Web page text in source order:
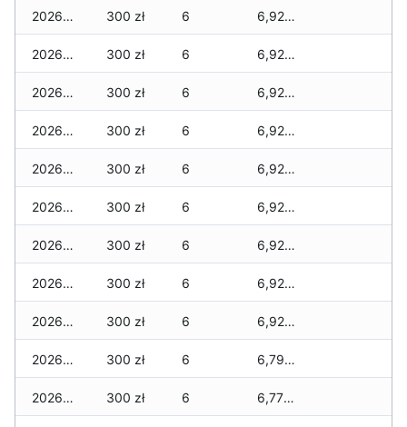
2026-07-21 300 zł 6 6,920 zł
2026-07-20 300 zł 6 6,920 zł
2026-07-18 300 zł 6 6,920 zł
2026-07-17 300 zł 6 6,920 zł
2026-07-16 300 zł 6 6,920 zł
2026-07-15 300 zł 6 6,920 zł
2026-07-14 300 zł 6 6,920 zł
2026-07-13 300 zł 6 6,920 zł
2026-07-12 300 zł 6 6,920 zł
2026-07-11 300 zł 6 6,790 zł
2026-07-10 300 zł 6 6,770 zł